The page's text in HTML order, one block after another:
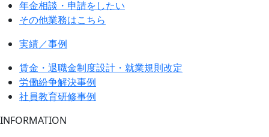
年金相談・申請をしたい
その他業務はこちら
実績／事例
賃金・退職金制度設計・就業規則改定
労働紛争解決事例
社員教育研修事例
INFORMATION